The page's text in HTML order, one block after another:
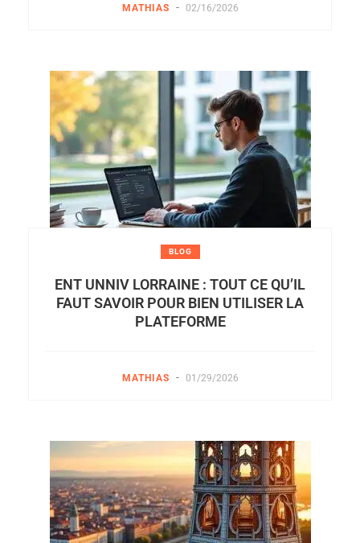
MATHIAS - 02/16/2026
BLOG
ENT UNNIV LORRAINE : TOUT CE QU’IL
FAUT SAVOIR POUR BIEN UTILISER LA
PLATEFORME
MATHIAS - 01/29/2026